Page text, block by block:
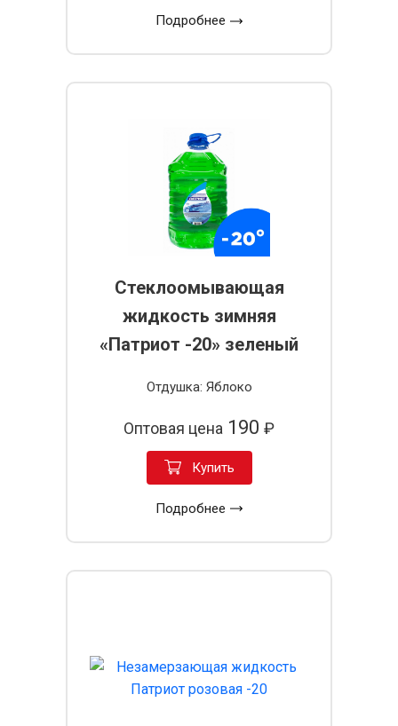
Подробнее
Стеклоомывающая
жидкость зимняя
«Патриот -20» зеленый
Отдушка: Яблоко
Оптовая цена 190 ₽
Купить
Подробнее